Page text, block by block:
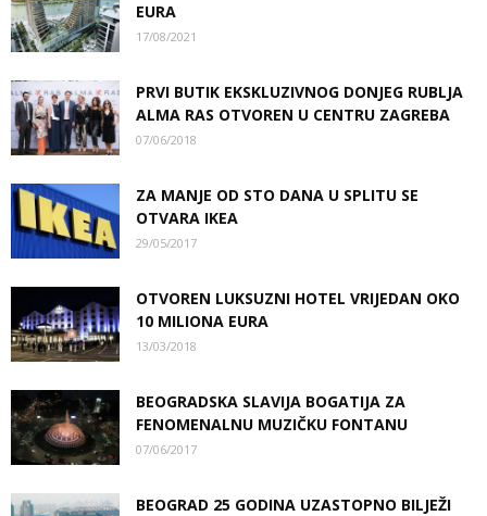
EURA
17/08/2021
PRVI BUTIK EKSKLUZIVNOG DONJEG RUBLJA
ALMA RAS OTVOREN U CENTRU ZAGREBA
07/06/2018
ZA MANJE OD STO DANA U SPLITU SE
OTVARA IKEA
29/05/2017
OTVOREN LUKSUZNI HOTEL VRIJEDAN OKO
10 MILIONA EURA
13/03/2018
BEOGRADSKA SLAVIJA BOGATIJA ZA
FENOMENALNU MUZIČKU FONTANU
07/06/2017
BEOGRAD 25 GODINA UZASTOPNO BILJEŽI